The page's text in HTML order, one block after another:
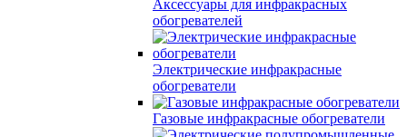
Аксессуары для инфракрасных
обогревателей
Электрические инфракрасные
обогреватели
Газовые инфракрасные обогреватели